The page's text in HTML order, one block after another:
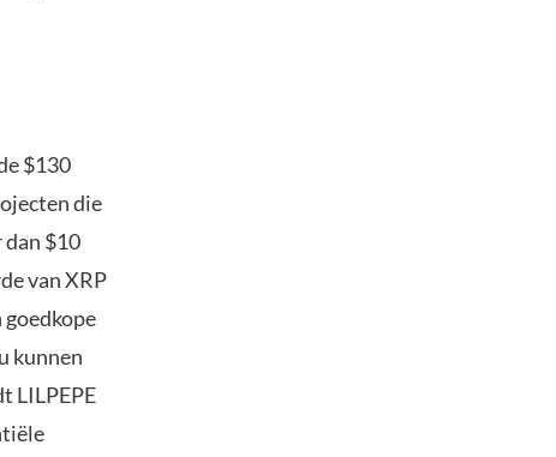
$130
die
$10
van XRP
goedkope
kunnen
LILPEPE